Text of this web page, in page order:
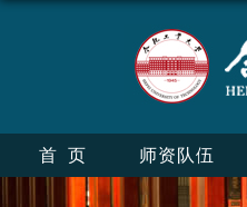
首页 师资队伍